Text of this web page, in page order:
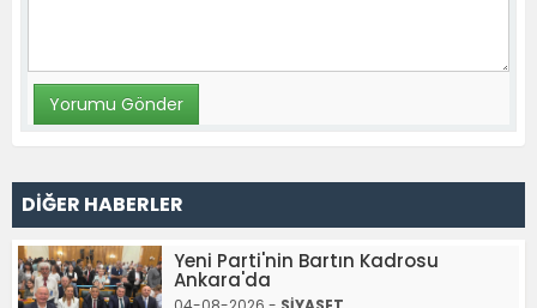
DİĞER HABERLER
Yeni Parti'nin Bartın Kadrosu
Ankara'da